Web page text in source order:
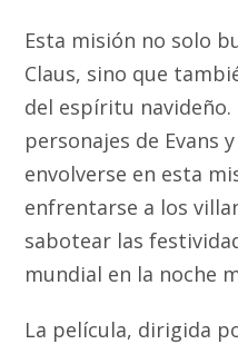
Esta misión no solo
Claus, sino que
del espíritu navideño.
personajes de Evans
envolverse en esta
enfrentarse a los
sabotear las
mundial en la noche
La película, dirigida